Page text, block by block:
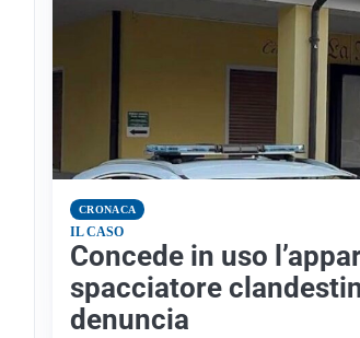
CRONACA
IL CASO
Concede in uso
spacciatore
denuncia